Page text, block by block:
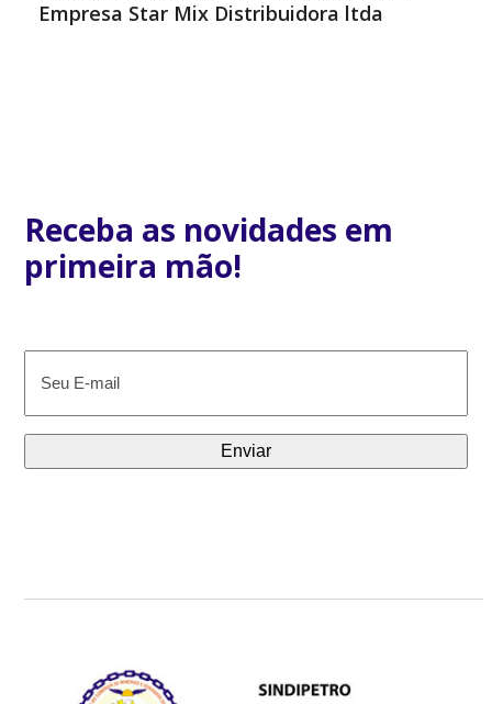
Empresa Star Mix Distribuidora ltda
Receba as novidades em
primeira mão!
mail
(obrigatório)